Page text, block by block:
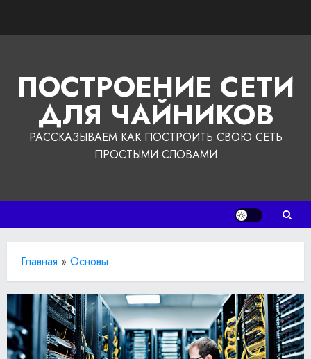
ПОСТРОЕНИЕ СЕТИ
ДЛЯ ЧАЙНИКОВ
РАССКАЗЫВАЕМ КАК ПОСТРОИТЬ СВОЮ СЕТЬ
ПРОСТЫМИ СЛОВАМИ
Главная » Основы